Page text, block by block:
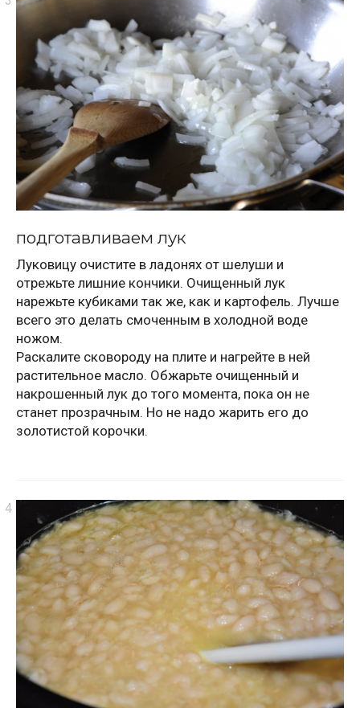
подготавливаем лук
Луковицу очистите в ладонях от шелуши и
отрежьте лишние кончики. Очищенный лук
нарежьте кубиками так же, как и картофель. Лучше
всего это делать смоченным в холодной воде
ножом.
Раскалите сковороду на плите и нагрейте в ней
растительное масло. Обжарьте очищенный и
накрошенный лук до того момента, пока он не
станет прозрачным. Но не надо жарить его до
золотистой корочки.